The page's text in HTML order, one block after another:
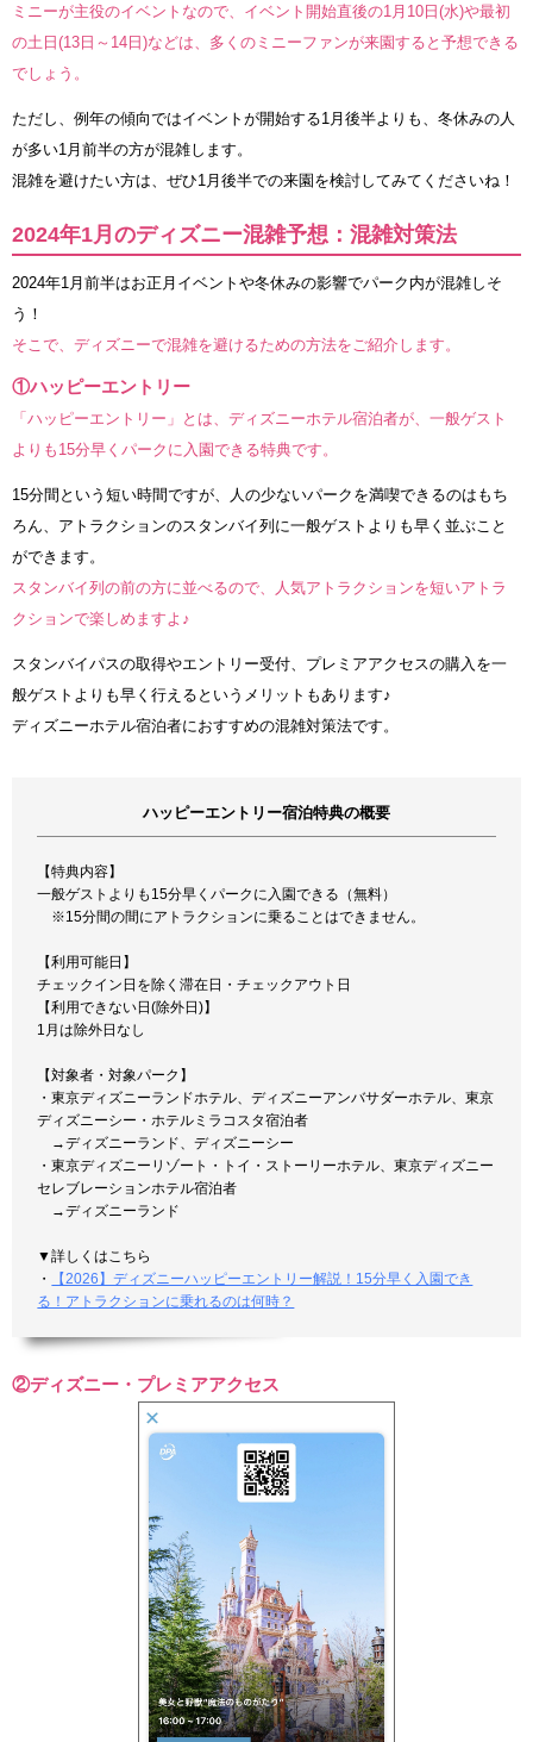
ミニーが主役のイベントなので、イベント開始直後の1月10日(水)や最初
の土日(13日～14日)などは、多くのミニーファンが来園すると予想できる
でしょう。
ただし、例年の傾向ではイベントが開始する1月後半よりも、冬休みの人
が多い1月前半の方が混雑します。
混雑を避けたい方は、ぜひ1月後半での来園を検討してみてくださいね！
2024年1月のディズニー混雑予想：混雑対策法
2024年1月前半はお正月イベントや冬休みの影響でパーク内が混雑しそ
う！
そこで、ディズニーで混雑を避けるための方法をご紹介します。
①ハッピーエントリー
「ハッピーエントリー」とは、ディズニーホテル宿泊者が、一般ゲスト
よりも15分早くパークに入園できる特典です。
15分間という短い時間ですが、人の少ないパークを満喫できるのはもち
ろん、アトラクションのスタンバイ列に一般ゲストよりも早く並ぶこと
ができます。
スタンバイ列の前の方に並べるので、人気アトラクションを短いアトラ
クションで楽しめますよ♪
スタンバイパスの取得やエントリー受付、プレミアアクセスの購入を一
般ゲストよりも早く行えるというメリットもあります♪
ディズニーホテル宿泊者におすすめの混雑対策法です。
ハッピーエントリー宿泊特典の概要
【特典内容】
一般ゲストよりも15分早くパークに入園できる（無料）
※15分間の間にアトラクションに乗ることはできません。
【利用可能日】
チェックイン日を除く滞在日・チェックアウト日
【利用できない日(除外日)】
1月は除外日なし
【対象者・対象パーク】
・東京ディズニーランドホテル、ディズニーアンバサダーホテル、東京
ディズニーシー・ホテルミラコスタ宿泊者
→ディズニーランド、ディズニーシー
・東京ディズニーリゾート・トイ・ストーリーホテル、東京ディズニー
セレブレーションホテル宿泊者
→ディズニーランド
▼詳しくはこちら
・
【2026】ディズニーハッピーエントリー解説！15分早く入園でき
る！アトラクションに乗れるのは何時？
②ディズニー・プレミアアクセス